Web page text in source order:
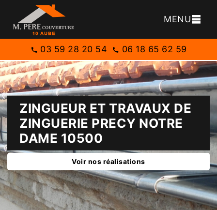
MENU
03 59 28 20 54 06 18 65 62 59
ZINGUEUR ET TRAVAUX DE
ZINGUERIE PRECY NOTRE
DAME 10500
Voir nos réalisations